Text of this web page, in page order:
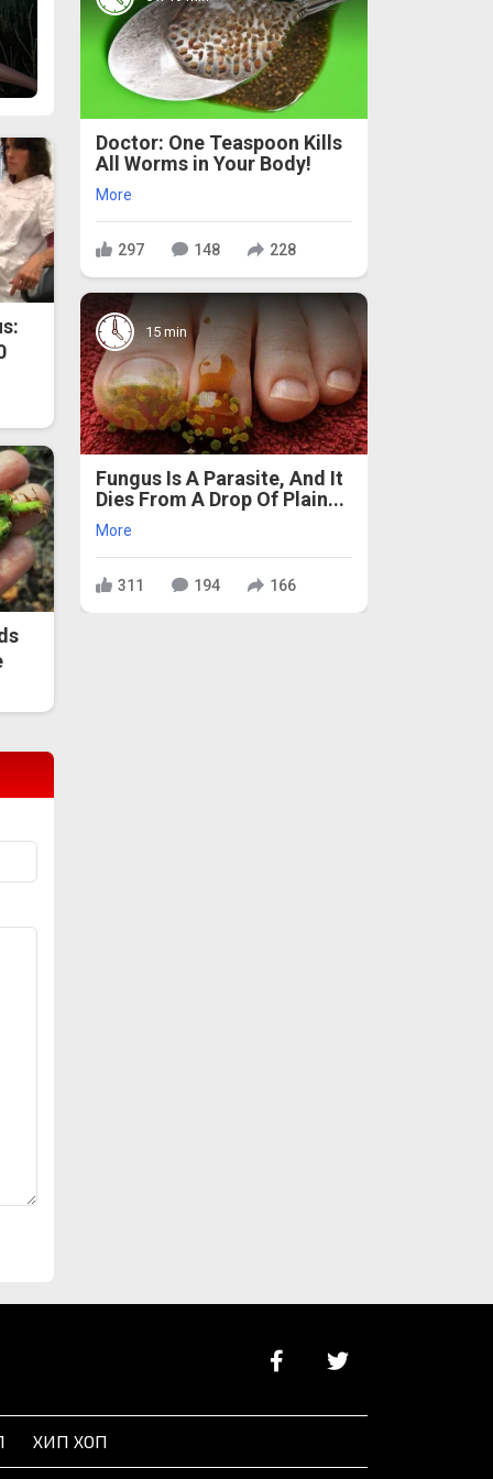
Doctor: One Teaspoon Kills
All Worms in Your Body!
More
297 148 228
15 min
Fungus Is A Parasite, And It
Dies From A Drop Of Plain...
More
311 194 166
ХИП ХОП